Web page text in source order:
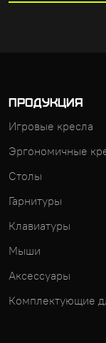
ПРОДУКЦИЯ
Игровые кресла
Эргономичные
Столы
Гарнитуры
Клавиатуры
Мыши
Аксессуары
Комплектующие